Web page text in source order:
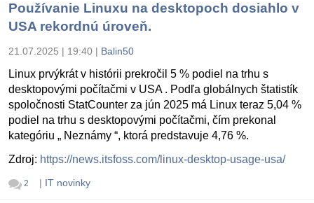
Používanie Linuxu na desktopoch dosiahlo v
USA rekordnú úroveň.
21.07.2025 | 19:40 | Balin50
Linux prvýkrát v histórii prekročil 5 % podiel na trhu s
desktopovými počítačmi v USA . Podľa globálnych štatistík
spoločnosti StatCounter za jún 2025 má Linux teraz 5,04 %
podiel na trhu s desktopovými počítačmi, čím prekonal
kategóriu „ Neznámy “, ktorá predstavuje 4,76 %.
Zdroj: https://news.itsfoss.com/linux-desktop-usage-usa/
2 | IT novinky